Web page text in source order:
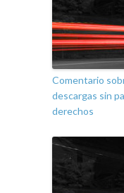
Comentario
descargas sin
derechos